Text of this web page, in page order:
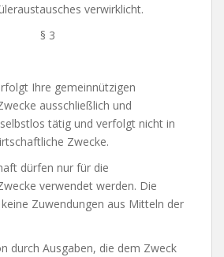
verwirklicht.
§ 3
Ihre gemeinnützigen
ausschließlich und
tätig und verfolgt nicht in
Zwecke.
dürfen nur für die
verwendet werden. Die
Zuwendungen aus Mitteln der
durch Ausgaben, die dem Zweck